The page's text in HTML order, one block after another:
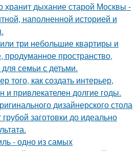
хранит дыхание старой Москвы -
наполненной историей и
три небольшие квартиры и
пространство,
семьи с детьми.
того, как создать интерьер,
и привлекателен долгие годы.
дизайнерского стола
заготовки до идеально
- одно из самых